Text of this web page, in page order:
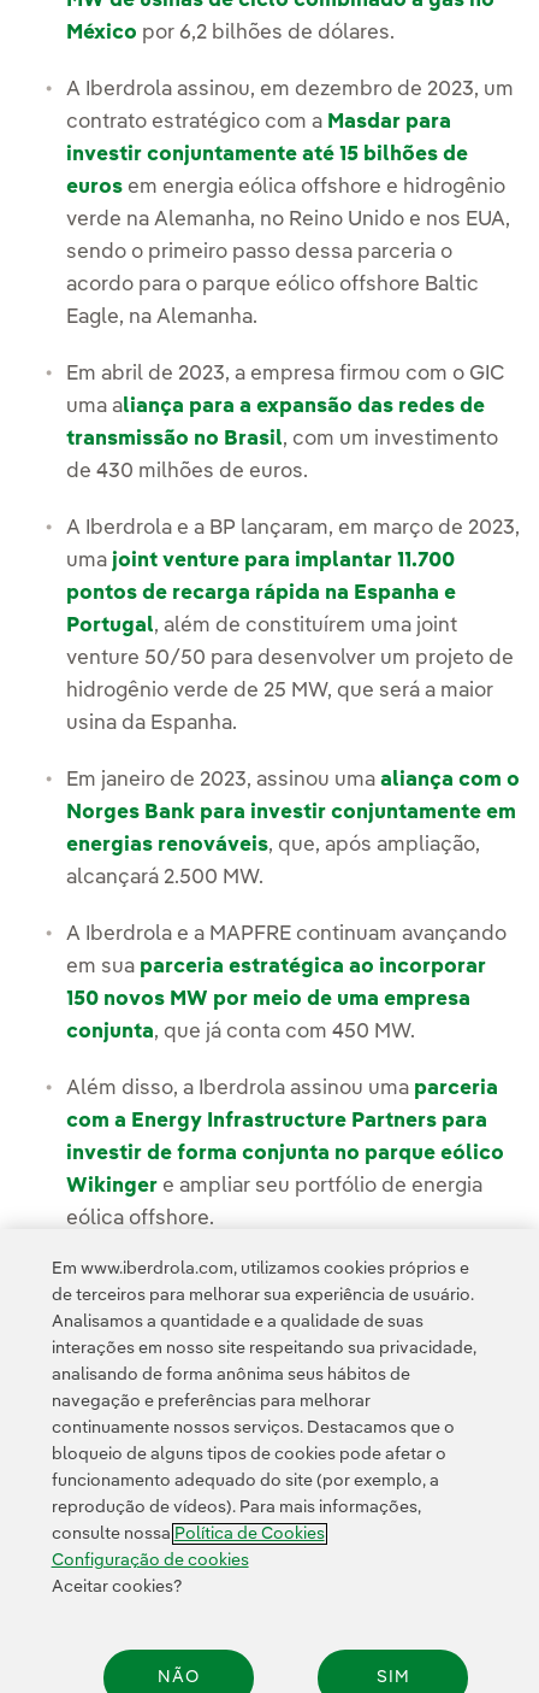
México por 6,2 bilhões de dólares.
A Iberdrola assinou, em dezembro de 2023, um
contrato estratégico com a Masdar para
investir conjuntamente até 15 bilhões de
euros em energia eólica offshore e hidrogênio
verde na Alemanha, no Reino Unido e nos EUA,
sendo o primeiro passo dessa parceria o
acordo para o parque eólico offshore Baltic
Eagle, na Alemanha.
Em abril de 2023, a empresa firmou com o GIC
uma aliança para a expansão das redes de
transmissão no Brasil, com um investimento
de 430 milhões de euros.
A Iberdrola e a BP lançaram, em março de 2023,
uma joint venture para implantar 11.700
pontos de recarga rápida na Espanha e
Portugal, além de constituírem uma joint
venture 50/50 para desenvolver um projeto de
hidrogênio verde de 25 MW, que será a maior
usina da Espanha.
Em janeiro de 2023, assinou uma aliança com o
Norges Bank para investir conjuntamente em
energias renováveis, que, após ampliação,
alcançará 2.500 MW.
A Iberdrola e a MAPFRE continuam avançando
em sua parceria estratégica ao incorporar
150 novos MW por meio de uma empresa
conjunta, que já conta com 450 MW.
Além disso, a Iberdrola assinou uma parceria
com a Energy Infrastructure Partners para
investir de forma conjunta no parque eólico
Wikinger e ampliar seu portfólio de energia
eólica offshore.
Contato Clientes Política de Privacidade Informação legal
Transparência no uso da IA Política de cookies Configuração de cookies
Acessibilidade Canal de denúncias
© 2026 Iberdrola, S.A. Todos os direitos reservados.
Em www.iberdrola.com, utilizamos cookies próprios e
de terceiros para melhorar sua experiência de usuário.
Analisamos a quantidade e a qualidade de suas
interações em nosso site respeitando sua privacidade,
analisando de forma anônima seus hábitos de
navegação e preferências para melhorar
continuamente nossos serviços. Destacamos que o
bloqueio de alguns tipos de cookies pode afetar o
funcionamento adequado do site (por exemplo, a
reprodução de vídeos). Para mais informações,
consulte nossa Política de Cookies
Configuração de cookies
Aceitar cookies?
NÃO SIM